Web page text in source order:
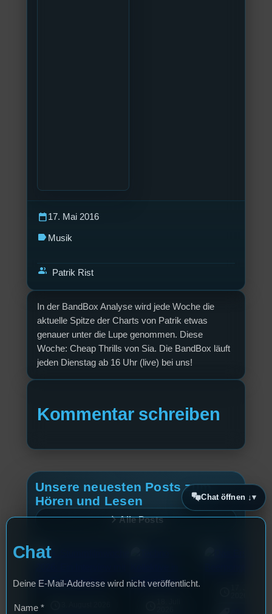
In der BandBox Analyse wird jede Woche die
aktuelle Spitze der Charts von Patrik etwas
genauer unter die Lupe genommen. Diese
Woche: Cheap Thrills von Sia. Die BandBox läuft
jeden Dienstag ab 16 Uhr (live) bei uns!
Kommentar schreiben
calendar_today17. Mai 2016
label Musik
group Patrik Rist
Unsere neuesten Posts zum
Hören und Lesen
Alle Posts
Chat öffnen ↓
Chat
Deine E-Mail-Addresse wird nicht veröffentlicht.
Name *